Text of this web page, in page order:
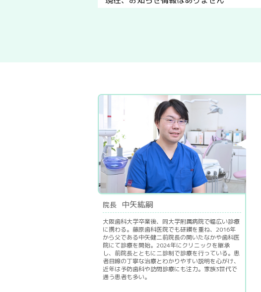
院長 中矢紘嗣
大阪歯科大学卒業後、同大学附属病院で幅広い診療
に携わる。藤原歯科医院でも研鑽を重ね、2016年
から父である中矢健二前院長の開いたなかや歯科医
院にて診療を開始。2024年にクリニックを継承
し、前院長とともに二診制で診療を行っている。患
者目線の丁寧な治療とわかりやすい説明を心がけ、
近年は予防歯科や訪問診療にも注力。家族3世代で
通う患者も多い。